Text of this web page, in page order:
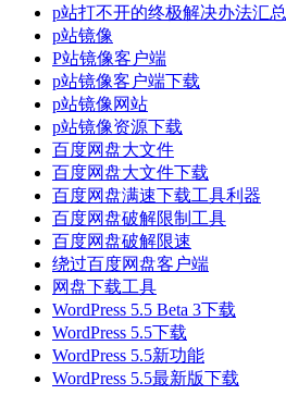
p站打不开的终极解决办法汇总
p站镜像
P站镜像客户端
p站镜像客户端下载
p站镜像网站
p站镜像资源下载
百度网盘大文件
百度网盘大文件下载
百度网盘满速下载工具利器
百度网盘破解限制工具
百度网盘破解限速
绕过百度网盘客户端
网盘下载工具
WordPress 5.5 Beta 3下载
WordPress 5.5下载
WordPress 5.5新功能
WordPress 5.5最新版下载